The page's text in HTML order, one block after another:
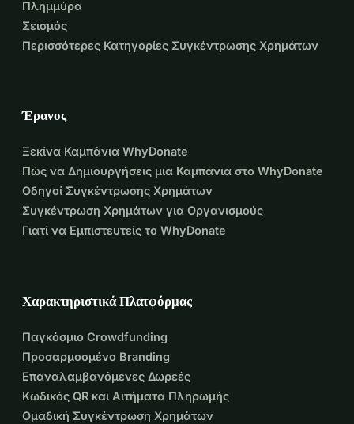
Πλημμύρα
Σεισμός
Περισσότερες Κατηγορίες Συγκέντρωσης Χρημάτων
Έρανος
Ξεκίνα Καμπάνια WhyDonate
Πώς να Δημιουργήσεις μια Καμπάνια στο WhyDonate
Οδηγοί Συγκέντρωσης Χρημάτων
Συγκέντρωση Χρημάτων για Οργανισμούς
Γιατί να Εμπιστευτείς το WhyDonate
Χαρακτηριστικά Πλατφόρμας
Παγκόσμιο Crowdfunding
Προσαρμοσμένο Branding
Επαναλαμβανόμενες Δωρεές
Κωδικός QR και Αιτήματα Πληρωμής
Ομαδική Συγκέντρωση Χρημάτων